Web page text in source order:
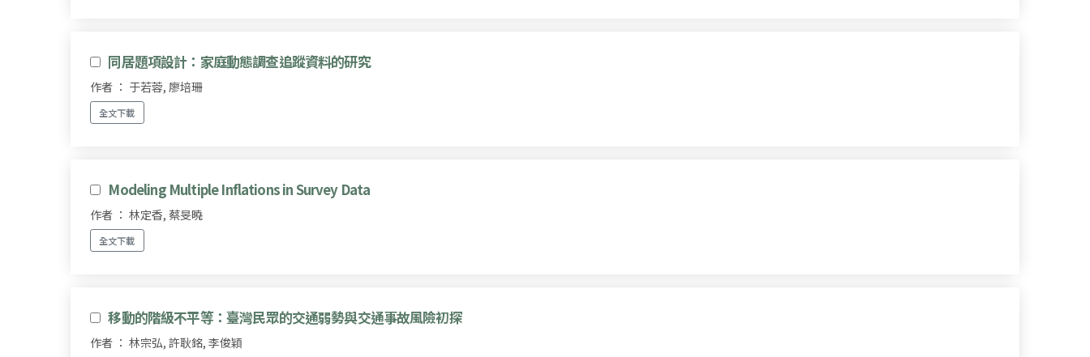
同居題項設計：家庭動態調查追蹤資料的研究
作者 ： 于若蓉, 廖培珊
全文下載
Modeling Multiple Inflations in Survey Data
作者 ： 林定香, 蔡旻曉
全文下載
移動的階級不平等：臺灣民眾的交通弱勢與交通事故風險初探
作者 ： 林宗弘, 許耿銘, 李俊穎